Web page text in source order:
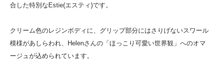
合した特別なEstie(エスティ)です。
クリーム色のレジンボディに、グリップ部分にはさりげないスワール
模様があしらわれ、Helenさんの「ほっこり可愛い世界観」へのオマ
ージュが込められています。